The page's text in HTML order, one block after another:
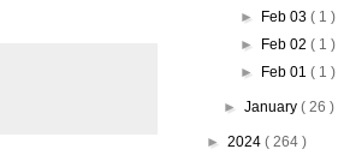
►
Feb 03( 1 )
►
Feb 02( 1 )
►
Feb 01( 1 )
► January ( 26 )
► 2024 ( 264 )